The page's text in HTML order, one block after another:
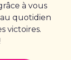
à vous
quotidien
victoires.